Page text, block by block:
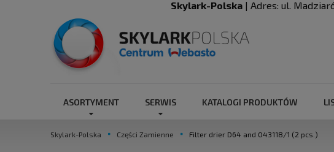
Skylark-Polska| Adres: ul.
ASORTYMENT SERWIS KATALOGI PRODUKTÓW
Skylark-Polska Części Zamienne Filter drier D64 and 043118/1 (2 pcs.)